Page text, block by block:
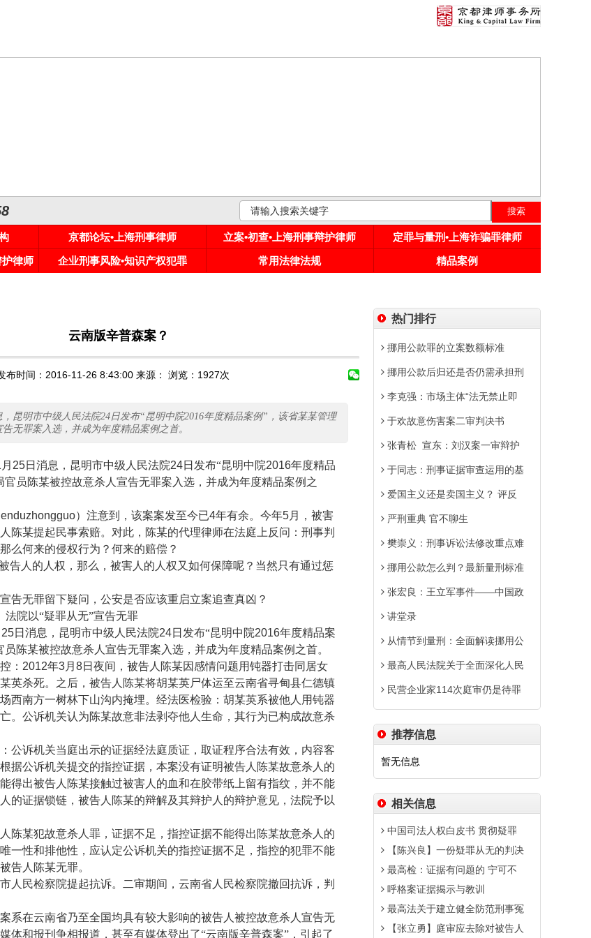
京都论坛•上海刑事律师 立案•初查•上海刑事辩护律师
定罪与量刑•上海诈骗罪律师
护律师 企业刑事风险•知识产权犯罪 常用法律法规 精品案例
云南版辛普森案？
布时间：2016-11-26 8:43:00 来源： 浏览： 1927次
昆明市中级人民法院24日发布“昆明中院2016年度精品案例”，该省某某管理
无罪案入选，并成为年度精品案例之首。
月 25日消息，昆明市中级人民法院24日发布“昆明中院2016年度精品
官员陈某被控故意杀人宣告无罪案入选，并成为年度精品案例之
）注意到，该案案发至今已4年有余。今年5月，被害
陈某提起民事索赔。对此，陈某的代理律师在法庭上反问：刑事判
么何来的侵权行为？何来的赔偿？
人的人权，那么，被害人的人权又如何保障呢？当然只有通过惩
无罪留下疑问，公安是否应该重启立案追查真凶？
法院以“疑罪从无”宣告无罪
25日消息，昆明市中级人民法院24日发布“昆明中院2016年度精品案
陈某被控故意杀人宣告无罪案入选，并成为年度精品案例之首。
： 2012年3月 8日夜间，被告人陈某因感情问题用钝器打击同居女
英杀死。之后，被告人陈某将胡某英尸体运至云南省寻甸县仁德镇
西南方一树林下山沟内掩埋。经法医检验：胡某英系被他人用钝器
。公诉机关认为陈某故意非法剥夺他人生命，其行为已构成故意杀
诉机关当庭出示的证据经法庭质证，取证程序合法有效，内容客
据公诉机关提交的指控证据，本案没有证明被告人陈某故意杀人的
得出被告人陈某接触过被害人的血和在胶带纸上留有指纹，并不能
的证据锁链，被告人陈某的辩解及其辩护人的辩护意见，法院予以
某犯故意杀人罪，证据不足，指控证据不能得出陈某故意杀人的
一性和排他性，应认定公诉机关的指控证据不足，指控的犯罪不能
告人陈某无罪。
民检察院提起抗诉。二审期间，云南省人民检察院撤回抗诉，判
在云南省乃至全国均具有较大影响的被告人被控故意杀人宣告无
体和报刊争相报道，甚至有媒体登出了“云南版辛普森案”，引起了
热门排行
挪用公款罪的立案数额标准
挪用公款后归还是否仍需承担刑
李克强：市场主体“法无禁止即
于欢故意伤害案二审判决书
张青松 宣东：刘汉案一审辩护
于同志：刑事证据审查运用的基
爱国主义还是卖国主义？ 评反
严刑重典 官不聊生
樊崇义：刑事诉讼法修改重点难
挪用公款怎么判？最新量刑标准
张宏良：王立军事件——中国政
讲堂录
从情节到量刑：全面解读挪用公
最高人民法院关于全面深化人民
民营企业家114次庭审仍是待罪
推荐信息
暂无信息
相关信息
中国司法人权白皮书 贯彻疑罪
【陈兴良】一份疑罪从无的判决
最高检：证据有问题的 宁可不
呼格案证据揭示与教训
最高法关于建立健全防范刑事冤
【张立勇】庭审应去除对被告人